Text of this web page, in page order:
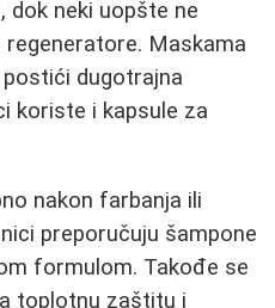
dok neki uopšte ne
Maskama
dugotrajna
koriste i kapsule za
nakon farbanja ili
preporučuju šampone
formulom. Takođe se
toplotnu zaštitu i